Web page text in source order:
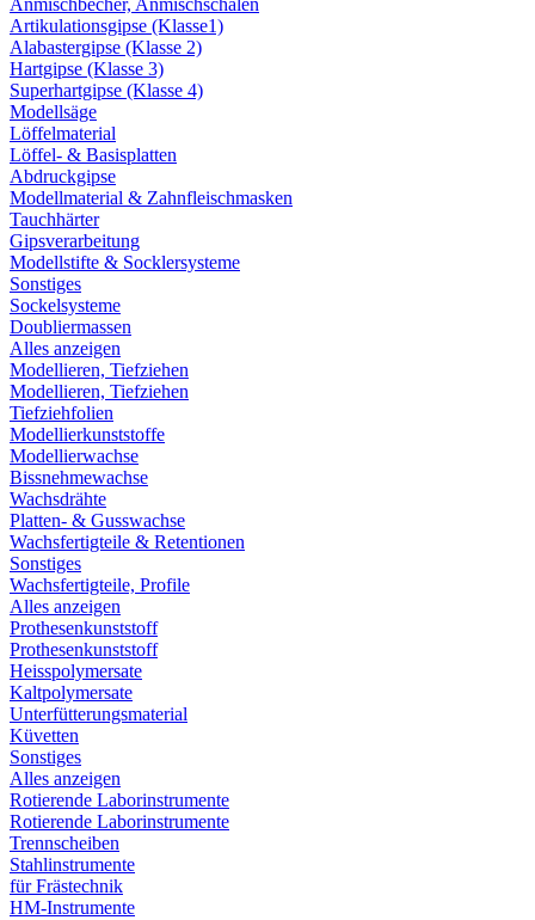
Anmischbecher, Anmischschalen
Artikulationsgipse (Klasse1)
Alabastergipse (Klasse 2)
Hartgipse (Klasse 3)
Superhartgipse (Klasse 4)
Modellsäge
Löffelmaterial
Löffel- & Basisplatten
Abdruckgipse
Modellmaterial & Zahnfleischmasken
Tauchhärter
Gipsverarbeitung
Modellstifte & Socklersysteme
Sonstiges
Sockelsysteme
Doubliermassen
Alles anzeigen
Modellieren, Tiefziehen
Modellieren, Tiefziehen
Tiefziehfolien
Modellierkunststoffe
Modellierwachse
Bissnehmewachse
Wachsdrähte
Platten- & Gusswachse
Wachsfertigteile & Retentionen
Sonstiges
Wachsfertigteile, Profile
Alles anzeigen
Prothesenkunststoff
Prothesenkunststoff
Heisspolymersate
Kaltpolymersate
Unterfütterungsmaterial
Küvetten
Sonstiges
Alles anzeigen
Rotierende Laborinstrumente
Rotierende Laborinstrumente
Trennscheiben
Stahlinstrumente
für Frästechnik
HM-Instrumente